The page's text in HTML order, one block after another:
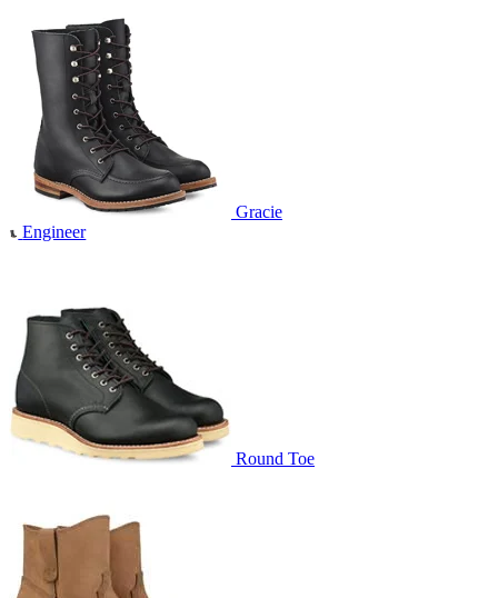
Gracie
Engineer
Round Toe